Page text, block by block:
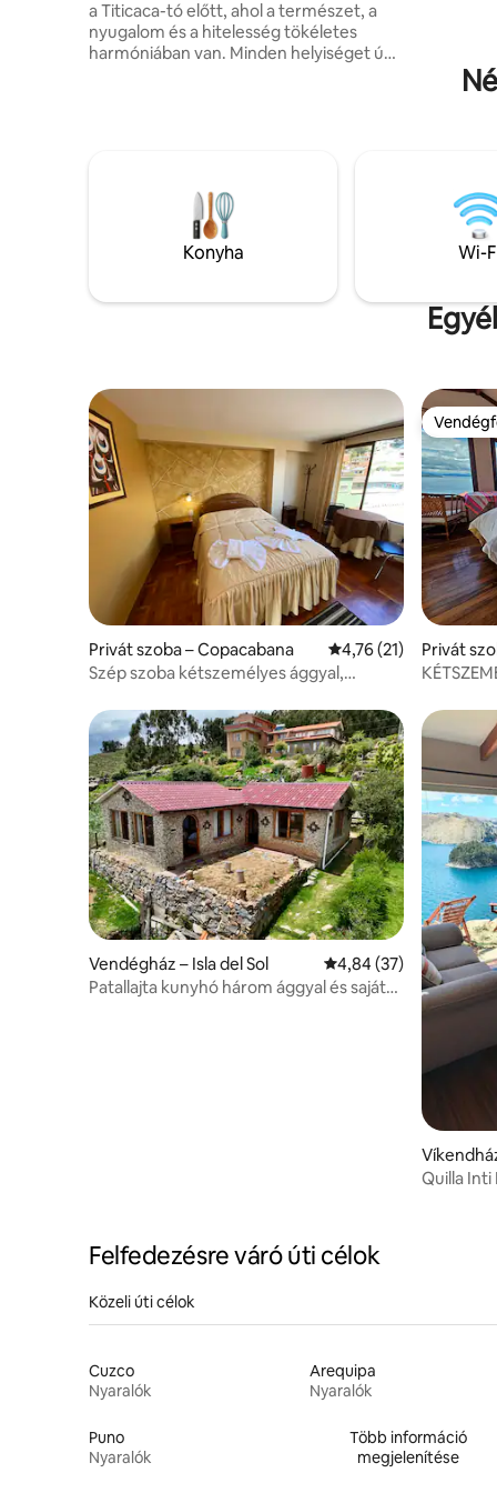
a Titicaca-tó előtt, ahol a természet, a
nyugalom és a hitelesség tökéletes
harmóniában van. Minden helyiséget úgy
vannak kialakítva, amelyek magukba
foglalják a természeti környezetet.
Konyha Wi-
Privát szoba – Copacabana Átlagos értékelés: 5/
4,76 (21)
Szép szoba kétszemélyes ággyal,
Privát
Vendégház – Isla del Sol Átlagos értékelés: 5/
4,84 (37)
Patallajta kunyhó három ággyal és saját
Quilla Inti
Felfedezésre váró úti célok
Közeli úti célok
Cuzco
Nyaralók
Arequipa
Nyaralók
Puno
Nyaralók
Több információ
megjelenítése